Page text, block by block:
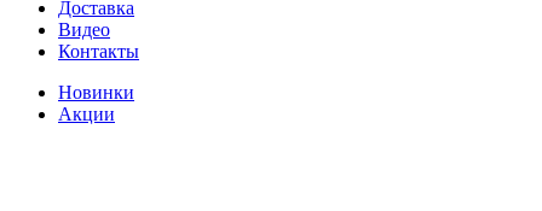
Доставка
Видео
Контакты
Новинки
Акции